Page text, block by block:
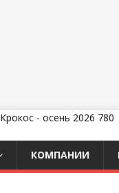
КОМПАНИИ